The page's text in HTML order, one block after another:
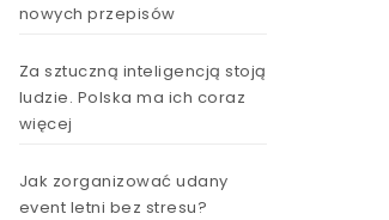
nowych przepisów
Za sztuczną inteligencją stoją
ludzie. Polska ma ich coraz
więcej
Jak zorganizować udany
event letni bez stresu?